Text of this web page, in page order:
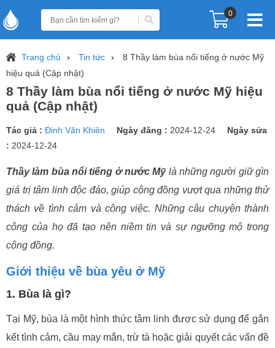
0
Trang chủ Tin tức
8 Thầy làm bùa nổi tiếng ở nước Mỹ
hiệu quả (Cập nhật)
8 Thầy làm bùa nổi tiếng ở nước Mỹ hiệu
quả (Cập nhật)
Tác giả : Đinh Văn Khiên Ngày đăng : 2024-12-24
Ngày sửa
: 2024-12-24
Thầy làm bùa nổi tiếng ở nước Mỹ là những người giữ gìn
giá trị tâm linh độc đáo, giúp cộng đồng vượt qua những thử
thách về tình cảm và công việc. Những câu chuyện thành
công của họ đã tạo nên niềm tin và sự ngưỡng mộ trong
cộng đồng.
Giới thiệu về bùa yêu ở Mỹ
1. Bùa là gì?
Tại Mỹ, bùa là một hình thức tâm linh được sử dụng để gắn
kết tình cảm, cầu may mắn, trừ tà hoặc giải quyết các vấn đề